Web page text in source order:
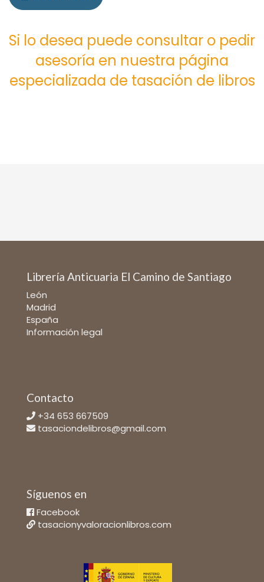
Si lo desea puede consultar o pedir
asesoría en nuestra página
especializada de tasación de libros
Librería Anticuaria El Camino de Santiago
León
Madrid
España
Información legal
Contacto
+34 653 667509
tasaciondelibros@gmail.com
Síguenos en
Facebook
tasacionyvaloracionlibros.com